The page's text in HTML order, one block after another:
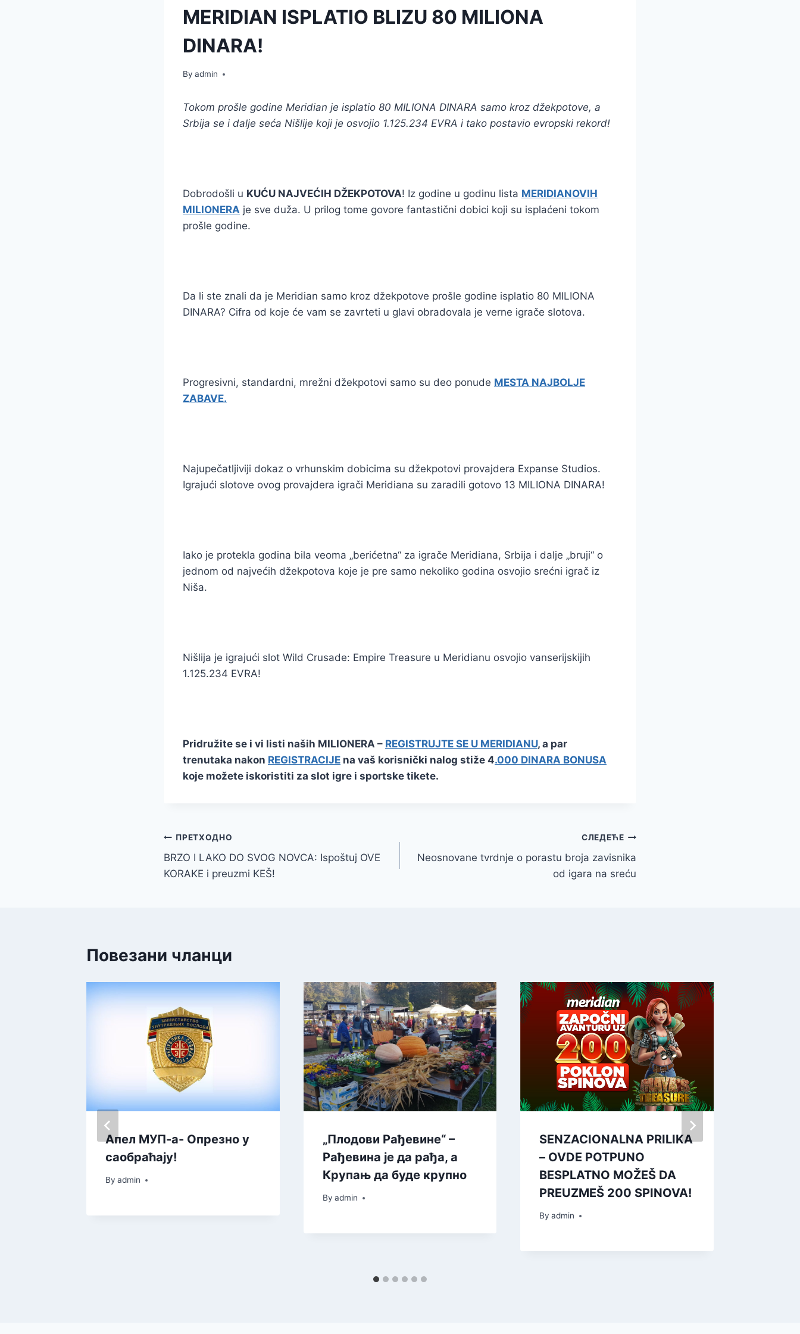
MERIDIAN ISPLATIO BLIZU 80 MILIONA
DINARA!
By admin
Tokom prošle godine Meridian je isplatio 80 MILIONA DINARA samo kroz džekpotove, a
Srbija se i dalje seća Nišlije koji je osvojio 1.125.234 EVRA i tako postavio evropski rekord!
Dobrodošli u KUĆU NAJVEĆIH DŽEKPOTOVA! Iz godine u godinu lista MERIDIANOVIH
MILIONERA je sve duža. U prilog tome govore fantastični dobici koji su isplaćeni tokom
prošle godine.
Da li ste znali da je Meridian samo kroz džekpotove prošle godine isplatio 80 MILIONA
DINARA? Cifra od koje će vam se zavrteti u glavi obradovala je verne igrače slotova.
Progresivni, standardni, mrežni džekpotovi samo su deo ponude MESTA NAJBOLJE
ZABAVE.
Najupečatljiviji dokaz o vrhunskim dobicima su džekpotovi provajdera Expanse Studios.
Igrajući slotove ovog provajdera igrači Meridiana su zaradili gotovo 13 MILIONA DINARA!
Iako je protekla godina bila veoma „berićetna“ za igrače Meridiana, Srbija i dalje „bruji“ o
jednom od najvećih džekpotova koje je pre samo nekoliko godina osvojio srećni igrač iz
Niša.
Nišlija je igrajući slot Wild Crusade: Empire Treasure u Meridianu osvojio vanserijskijih
1.125.234 EVRA!
Pridružite se i vi listi naših MILIONERA – REGISTRUJTE SE U MERIDIANU, a par
trenutaka nakon REGISTRACIJE na vaš korisnički nalog stiže 4.000 DINARA BONUSA
koje možete iskoristiti za slot igre i sportske tikete.
Кретање
чланка
ПРЕТХОДНО
BRZO I LAKO DO SVOG NOVCA: Ispoštuj OVE
KORAKE i preuzmi KEŠ!
СЛЕДЕЋЕ
Neosnovane tvrdnje o porastu broja zavisnika
od igara na sreću
Повезани чланци
Апел МУП-а- Опрезно у
саобраћају!
By admin
„Плодови Рађевине“ –
Рађевина је да рађа, а
Крупањ да буде крупно
By admin
SENZACIONALNA PRILIKA
– OVDE POTPUNO
BESPLATNO MOŽEŠ DA
PREUZMEŠ 200 SPINOVA!
By admin